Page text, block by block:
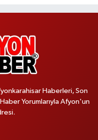
Haberleri, Son
Yorumlarıyla Afyon'un